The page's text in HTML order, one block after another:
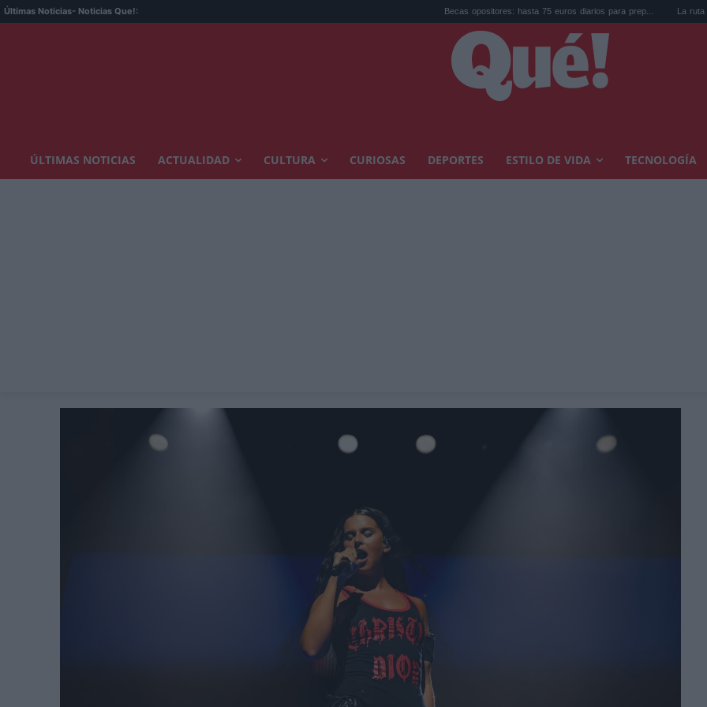
Últimas Noticias- Noticias Que!: Becas opositores: hasta 75 euros diarios para prep... La ruta de los
ÚLTIMAS NOTICIAS ACTUALIDAD CULTURA CURIOSAS DEPORTES ESTILO DE VIDA TECNOLOGÍA